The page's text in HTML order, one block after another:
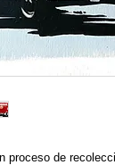
proceso de